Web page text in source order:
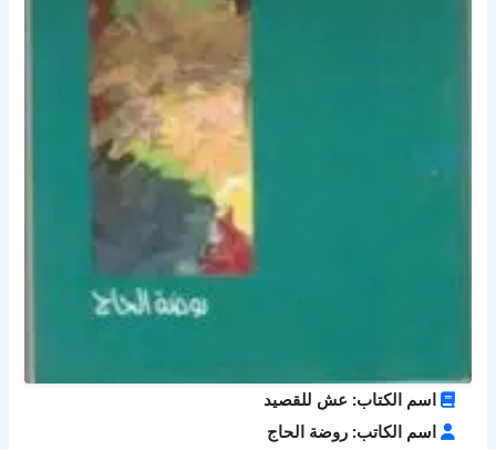
اسم الكتاب: عش للقصيد
اسم الكاتب: روضة الحاج